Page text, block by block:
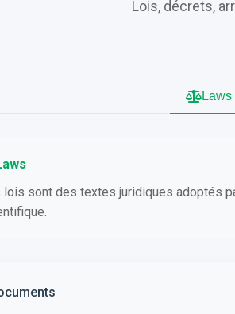
Lois, décrets,
Laws
lois sont des textes juridiques adoptés